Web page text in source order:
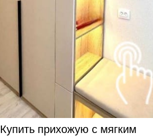
Купить прихожую с мягким